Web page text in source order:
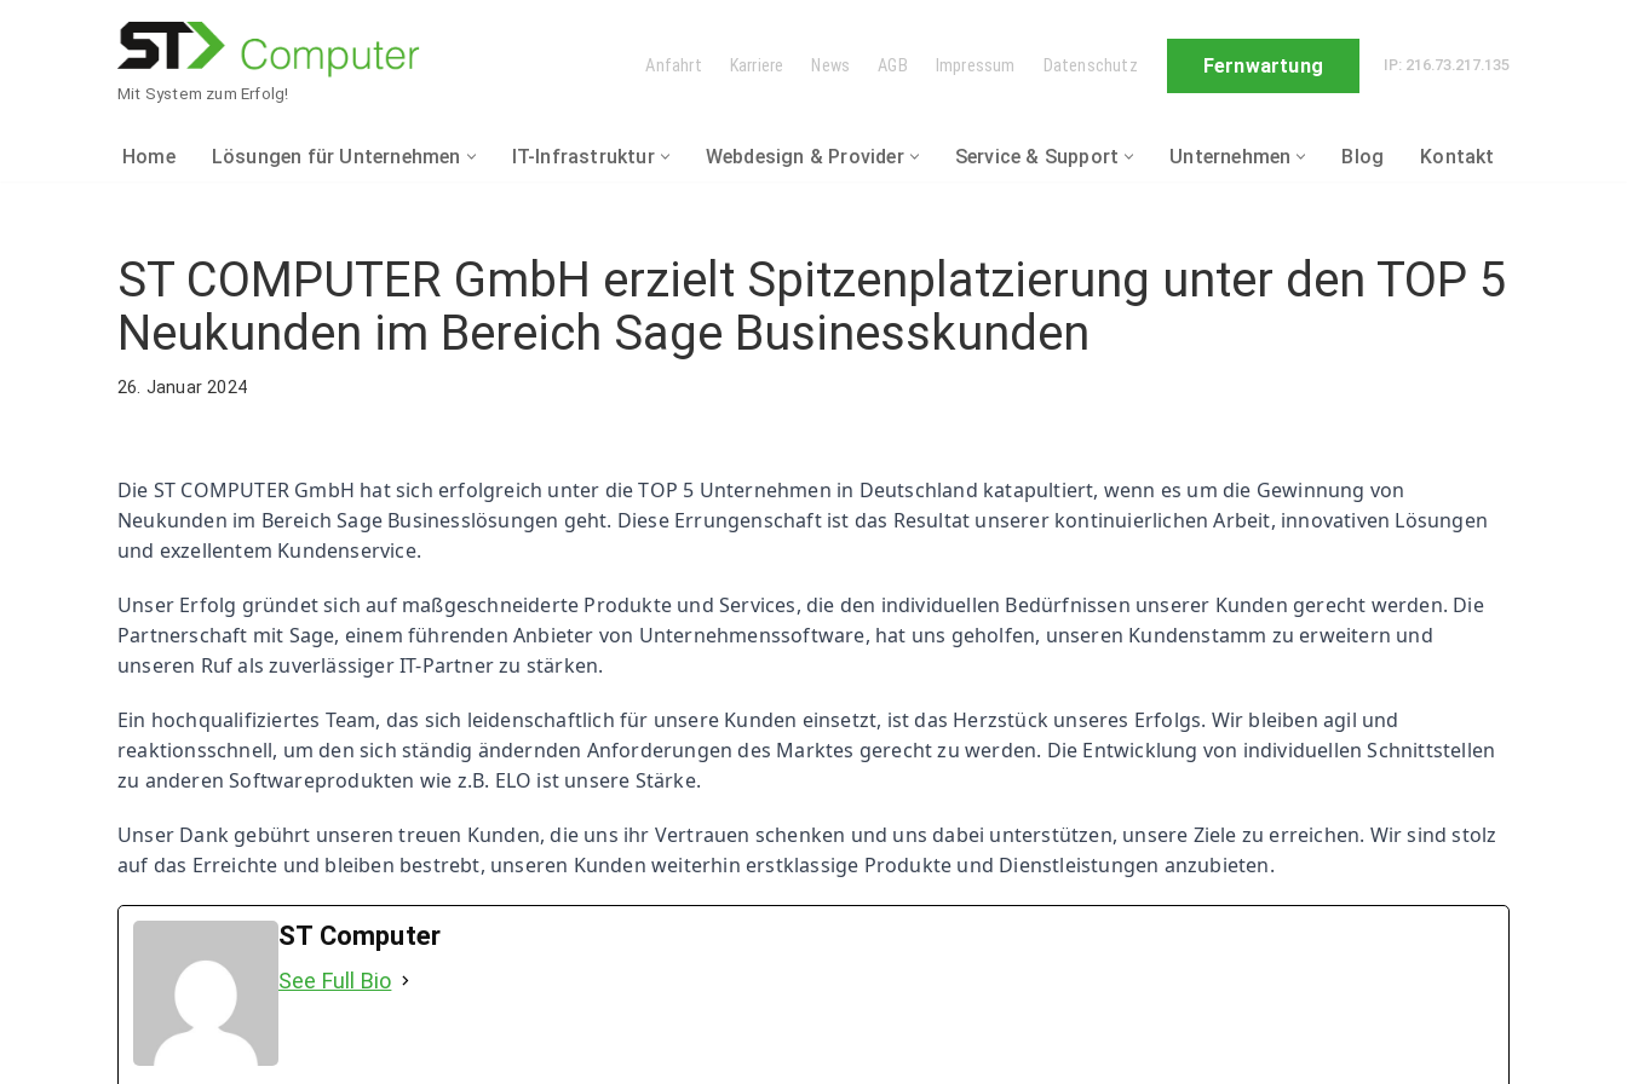
Mit System zum Erfolg!
Anfahrt Karriere News AGB Impressum Datenschutz Fernwartung IP: 216.73.217.135
Home Lösungen für Unternehmen
Sage
Sage 50 Auftrag
Sage 100 Rechnungswesen / Warenwirtschaft
BRANCHENLÖSUNGEN
DATEV-Anwendungen
Gastrokassen
Programmierung
KI Beratung und Lösungen
PROZESS- & DOKUMENTENMANAGEMENT
IT-Infrastruktur
Daten- & Telefonnetze
Drahtlosnetzwerke
Verbindung von Standorten
Veeam Backup Lösung
Acronis Cloud Backup
TELEFONANLAGEN
» Planung, Installation, Erweiterung und Wartung von Telekommunikationsanlagen
MULTIFUNKTIONSGERÄTE
Webdesign & Provider
Webdesign
Referenzen
Internetprovider
Spamfilter
Service & Support Unternehmen Blog Kontakt
ST COMPUTER GmbH erzielt Spitzenplatzierung unter den TOP 5
Neukunden im Bereich Sage Businesskunden
26. Januar 2024
Die ST COMPUTER GmbH hat sich erfolgreich unter die TOP 5 Unternehmen in Deutschland katapultiert, wenn es um die Gewinnung von
Neukunden im Bereich Sage Businesslösungen geht. Diese Errungenschaft ist das Resultat unserer kontinuierlichen Arbeit, innovativen Lösungen
und exzellentem Kundenservice.
Unser Erfolg gründet sich auf maßgeschneiderte Produkte und Services, die den individuellen Bedürfnissen unserer Kunden gerecht werden. Die
Partnerschaft mit Sage, einem führenden Anbieter von Unternehmenssoftware, hat uns geholfen, unseren Kundenstamm zu erweitern und
unseren Ruf als zuverlässiger IT-Partner zu stärken.
Ein hochqualifiziertes Team, das sich leidenschaftlich für unsere Kunden einsetzt, ist das Herzstück unseres Erfolgs. Wir bleiben agil und
reaktionsschnell, um den sich ständig ändernden Anforderungen des Marktes gerecht zu werden. Die Entwicklung von individuellen Schnittstellen
zu anderen Softwareprodukten wie z.B. ELO ist unsere Stärke.
Unser Dank gebührt unseren treuen Kunden, die uns ihr Vertrauen schenken und uns dabei unterstützen, unsere Ziele zu erreichen. Wir sind stolz
auf das Erreichte und bleiben bestrebt, unseren Kunden weiterhin erstklassige Produkte und Dienstleistungen anzubieten.
ST Computer
See Full Bio